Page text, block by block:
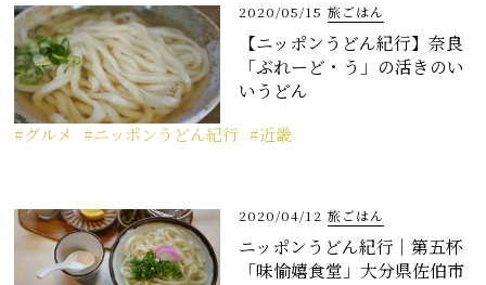
2020/05/15 旅ごはん
【ニッポンうどん紀行】奈良
「ぶれーど・う」の活きのい
いうどん
グルメ ニッポンうどん紀行 近畿
2020/04/12 旅ごはん
ニッポンうどん紀行｜第五杯
「味愉嬉食堂」大分県佐伯市